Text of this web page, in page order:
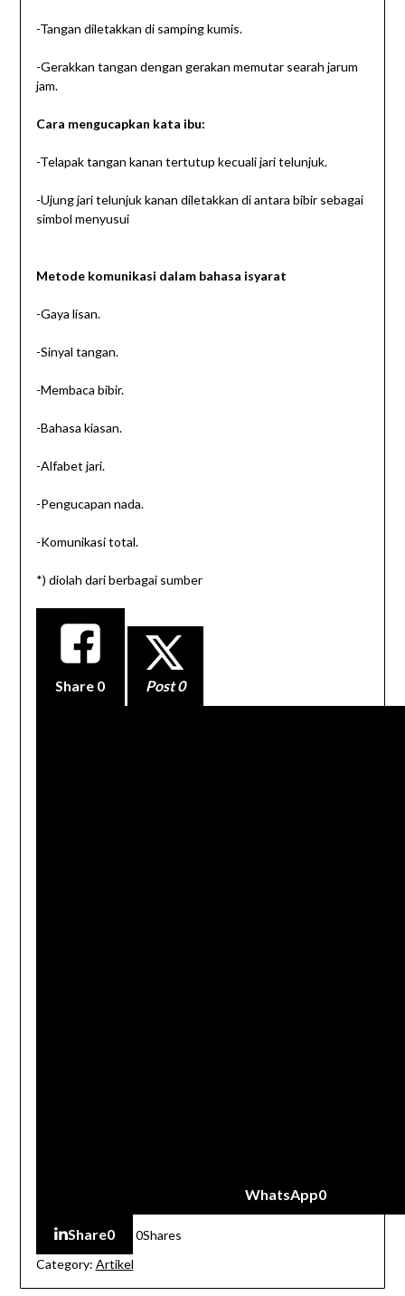
-Tangan diletakkan di samping kumis.
-Gerakkan tangan dengan gerakan memutar searah jarum
jam.
Cara mengucapkan kata ibu:
-Telapak tangan kanan tertutup kecuali jari telunjuk.
-Ujung jari telunjuk kanan diletakkan di antara bibir sebagai
simbol menyusui
Metode komunikasi dalam bahasa isyarat
-Gaya lisan.
-Sinyal tangan.
-Membaca bibir.
-Bahasa kiasan.
-Alfabet jari.
-Pengucapan nada.
-Komunikasi total.
*) diolah dari berbagai sumber
Share 0 Post 0
WhatsApp0
Share0 0Shares
Category: Artikel